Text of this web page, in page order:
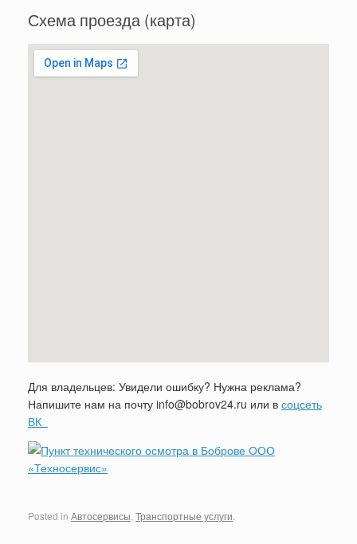
Схема проезда (карта)
Для владельцев: Увидели ошибку? Нужна реклама?
Напишите нам на почту info@bobrov24.ru или в соцсеть
ВК
Posted in Автосервисы Транспортные услуги